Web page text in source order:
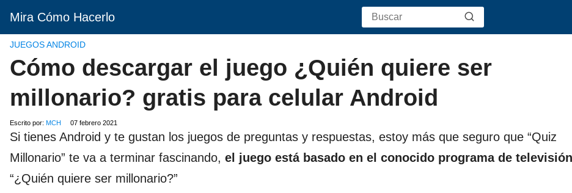
Mira Cómo Hacerlo
JUEGOS ANDROID
Cómo descargar el juego ¿Quién quiere ser
millonario? gratis para celular Android
Escrito por: MCH 07 febrero 2021
Si tienes Android y te gustan los juegos de preguntas y respuestas, estoy más que seguro que “Quiz
Millonario” te va a terminar fascinando, el juego está basado en el conocido programa de televisión
“¿Quién quiere ser millonario?”